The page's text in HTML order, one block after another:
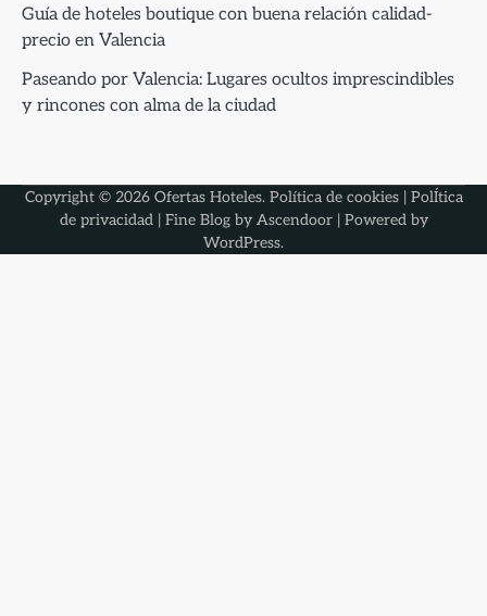
Guía de hoteles boutique con buena relación calidad-
precio en Valencia
Paseando por Valencia: Lugares ocultos imprescindibles
y rincones con alma de la ciudad
Copyright © 2026 Ofertas Hoteles. Política de cookies| PolÍtica
de privacidad| Fine Blog by Ascendoor| Powered by
WordPress.